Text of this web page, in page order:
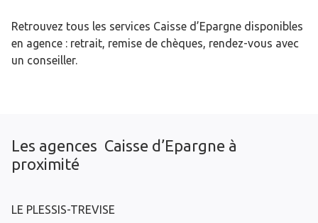
Retrouvez tous les services Caisse d’Epargne disponibles
en agence : retrait, remise de chèques, rendez-vous avec
un conseiller.
Les agences Caisse d’Epargne à
proximité
LE PLESSIS-TREVISE